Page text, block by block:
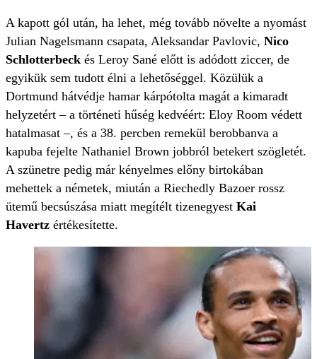
A kapott gól után, ha lehet, még tovább növelte a nyomást
Julian Nagelsmann csapata, Aleksandar Pavlovic, Nico
Schlotterbeck és Leroy Sané előtt is adódott ziccer, de
egyikük sem tudott élni a lehetőséggel. Közülük a
Dortmund hátvédje hamar kárpótolta magát a kimaradt
helyzetért – a történeti hűség kedvéért: Eloy Room védett
hatalmasat –, és a 38. percben remekül berobbanva a
kapuba fejelte Nathaniel Brown jobbról betekert szögletét.
A szünetre pedig már kényelmes előny birtokában
mehettek a németek, miután a Riechedly Bazoer rossz
ütemű becsúszása miatt megítélt tizenegyest Kai
Havertz értékesítette.